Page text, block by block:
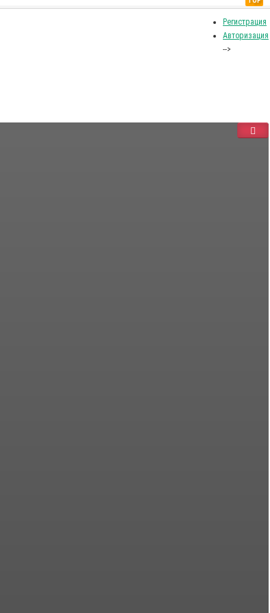
Регистрация
Авторизация
-->